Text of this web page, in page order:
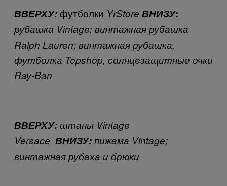
ВВЕРХУ:футболки YrStore ВНИЗУ:
рубашка Vintage; винтажная рубашка
Ralph Lauren;винтажная рубашка,
футболка Topshop, солнцезащитные очки
Ray-Ban
ВВЕРХУ: штаны Vintage
Versace ВНИЗУ:пижама Vintage;
винтажная рубаха и брюки